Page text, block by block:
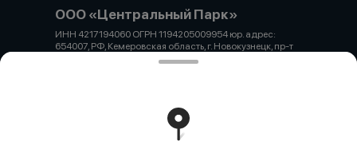
ООО «Центральный Парк»
ИНН 4217194060 ОГРН 1194205009954 юр. адрес:
654007, РФ, Кемеровская область, г. Новокузнецк, пр-т
Н.С. Ермакова, д. 1, офис 1 Банковские реквизиты: Банк:
Работает на эффективном ядре